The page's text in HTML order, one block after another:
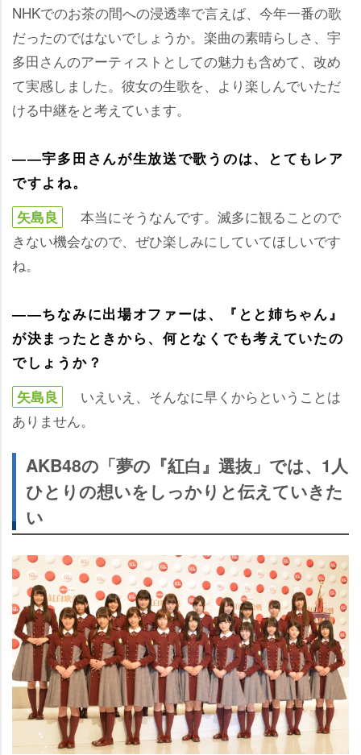
NHKでのお茶の間への浸透率で言えば、今年一番の歌
だったのではないでしょうか。楽曲の素晴らしさ、宇
多田さんのアーティストとしての魅力も含めて、改め
て実感しました。彼女の生歌を、より楽しんでいただ
ける中継をと考えています。
――宇多田さんが生放送で歌うのは、とてもレア
ですよね。
矢島良
本当にそうなんです。滅多に観ることので
きない機会なので、ぜひ楽しみにしていてほしいです
ね。
――ちなみに出場オファーは、『とと姉ちゃん』
が決まったときから、何となくでも考えていたの
でしょうか？
矢島良
いえいえ、そんなに早くからということは
ありません。
AKB48の「夢の『紅白』選抜」では、1人
ひとりの想いをしっかりと伝えていきた
い